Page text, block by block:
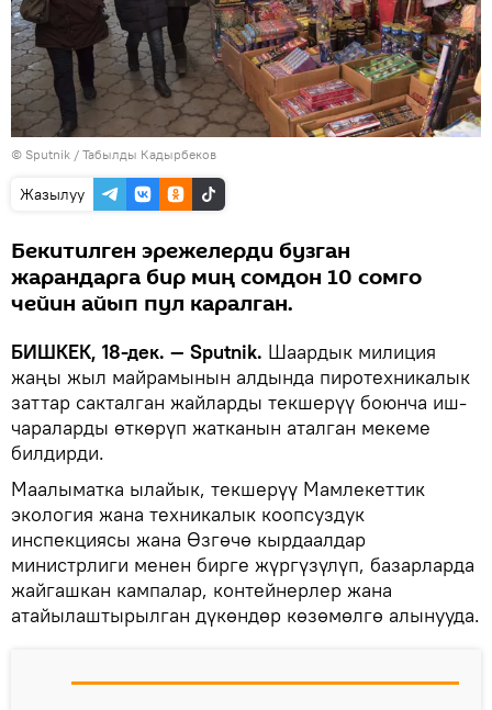
© Sputnik / Табылды Кадырбеков
Жазылуу
Бекитилген эрежелерди бузган
жарандарга бир миң сомдон 10 сомго
чейин айып пул каралган.
БИШКЕК, 18-дек. — Sputnik. Шаардык милиция
жаңы жыл майрамынын алдында пиротехникалык
заттар сакталган жайларды текшерүү боюнча иш-
чараларды өткөрүп жатканын аталган мекеме
билдирди.
Маалыматка ылайык, текшерүү Мамлекеттик
экология жана техникалык коопсуздук
инспекциясы жана Өзгөчө кырдаалдар
министрлиги менен бирге жүргүзүлүп, базарларда
жайгашкан кампалар, контейнерлер жана
атайылаштырылган дүкөндөр көзөмөлгө алынууда.